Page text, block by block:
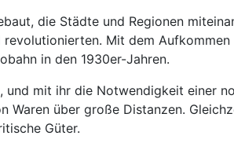
die Städte und Regionen
Mit dem
in den 1930er-Jahren.
mit ihr die Notwendigkeit einer
über große Distanzen.
Güter.